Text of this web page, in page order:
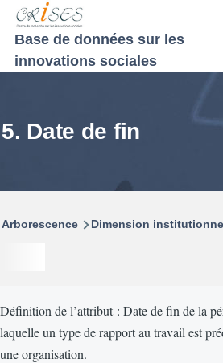
Aller au contenu principal
Base de données sur les
innovations sociales
5. Date de fin
Fil
Arborescence Dimension
Définition de l’attribut : Date de fin de la
laquelle un type de rapport au travail est
une organisation.